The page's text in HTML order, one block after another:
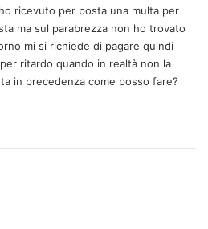
e
t
t
o
:
ricevuto per posta una multa per
ma sul parabrezza non ho trovato
mi si richiede di pagare quindi
ritardo quando in realtà non la
in precedenza come posso fare?